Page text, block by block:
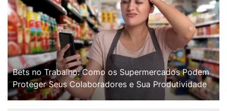
Bets no Trabalho: Como os Supermercados Podem
Proteger Seus Colaboradores e Sua Produtividade